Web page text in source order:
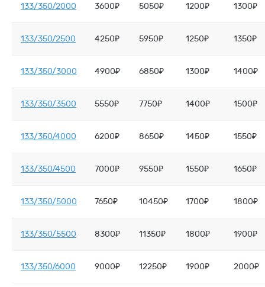
133/350/2000 3600₽ 5050₽ 1200₽ 1300₽
133/350/2500 4250₽ 5950₽ 1250₽ 1350₽
133/350/3000 4900₽ 6850₽ 1300₽ 1400₽
133/350/3500 5550₽ 7750₽ 1400₽ 1500₽
133/350/4000 6200₽ 8650₽ 1450₽ 1550₽
133/350/4500 7000₽ 9550₽ 1550₽ 1650₽
133/350/5000 7650₽ 10450₽ 1700₽ 1800₽
133/350/5500 8300₽ 11350₽ 1800₽ 1900₽
133/350/6000 9000₽ 12250₽ 1900₽ 2000₽